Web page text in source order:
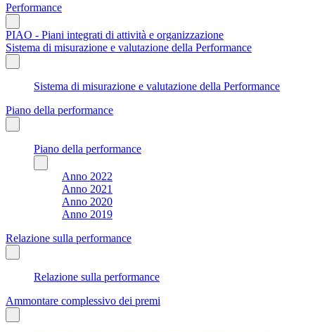
Performance
PIAO - Piani integrati di attività e organizzazione
Sistema di misurazione e valutazione della Performance
Sistema di misurazione e valutazione della Performance
Piano della performance
Piano della performance
Anno 2022
Anno 2021
Anno 2020
Anno 2019
Relazione sulla performance
Relazione sulla performance
Ammontare complessivo dei premi